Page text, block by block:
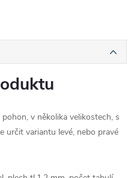
v několika velikostech, s
určit variantu levé, nebo pravé